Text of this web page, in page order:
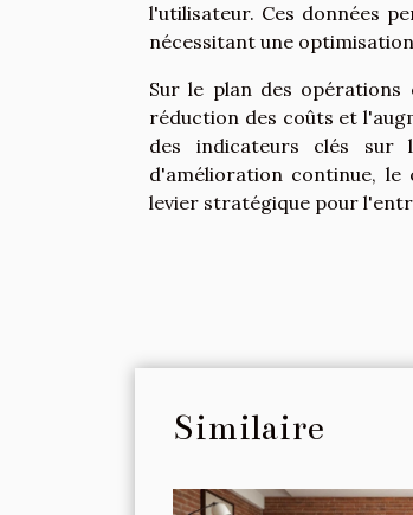
l'utilisateur. Ces données
nécessitant une
Sur le plan des
réduction des coûts et
des indicateurs clés sur
d'amélioration continue, le
levier stratégique pour
Similaire